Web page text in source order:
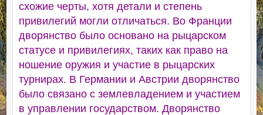
схожие черты, хотя детали и степень
привилегий могли отличаться. Во Франции
дворянство было основано на рыцарском
статусе и привилегиях, таких как право на
ношение оружия и участие в рыцарских
турнирах. В Германии и Австрии дворянство
было связано с землевладением и участием
в управлении государством. Дворянство